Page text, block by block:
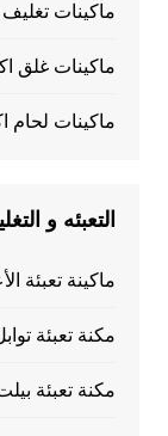
ماكينات
ماكينات غلق
ماكينات لحام
التعبئه و
ماكينة تعبئة
مكنة تعبئة
مكنة تعبئة